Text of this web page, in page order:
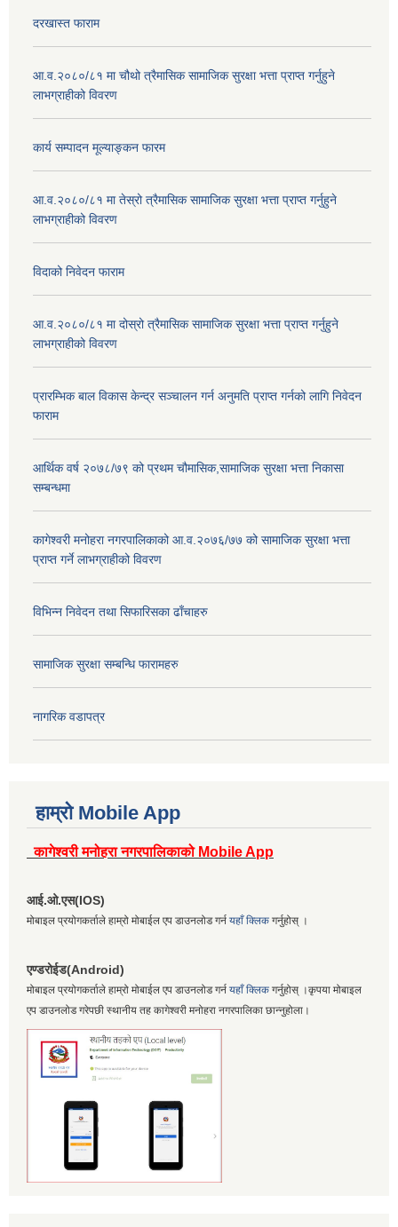
दरखास्त फाराम
आ.व.२०८०/८१ मा चौथो त्रैमासिक सामाजिक सुरक्षा भत्ता प्राप्त गर्नुहुने
लाभग्राहीको विवरण
कार्य सम्पादन मूल्याङ्कन फारम
आ.व.२०८०/८१ मा तेस्रो त्रैमासिक सामाजिक सुरक्षा भत्ता प्राप्त गर्नुहुने
लाभग्राहीको विवरण
विदाको निवेदन फाराम
आ.व.२०८०/८१ मा दोस्रो त्रैमासिक सामाजिक सुरक्षा भत्ता प्राप्त गर्नुहुने
लाभग्राहीको विवरण
प्रारम्भिक बाल विकास केन्द्र सञ्चालन गर्न अनुमति प्राप्त गर्नको लागि निवेदन
फाराम
आर्थिक वर्ष २०७८/७९ को प्रथम चौमासिक,सामाजिक सुरक्षा भत्ता निकासा
सम्बन्धमा
कागेश्वरी मनोहरा नगरपालिकाको आ.व.२०७६/७७ को सामाजिक सुरक्षा भत्ता
प्राप्त गर्ने लाभग्राहीको विवरण
विभिन्न निवेदन तथा सिफारिसका ढाँचाहरु
सामाजिक सुरक्षा सम्बन्धि फारामहरु
नागरिक वडापत्र
हाम्रो Mobile App
कागेश्वरी मनोहरा नगरपालिकाको Mobile App
आई.ओ.एस(IOS)
मोबाइल प्रयोगकर्ताले हाम्रो मोबाईल एप डाउनलोड गर्न यहाँ क्लिक गर्नुहोस् ।
एण्डरोईड(Android)
मोबाइल प्रयोगकर्ताले हाम्रो मोबाईल एप डाउनलोड गर्न यहाँ क्लिक गर्नुहोस् ।कृपया मोबाइल
एप डाउनलोड गरेपछी स्थानीय तह कागेश्वरी मनोहरा नगरपालिका छान्नुहोला।